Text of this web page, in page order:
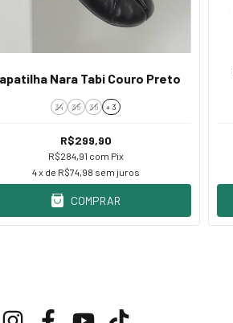
Nara Tabi Couro Preto
34 35 36 + 3
R$299,90
R$284,91 com Pix
4x de R$74,98 sem juros
COMPRAR